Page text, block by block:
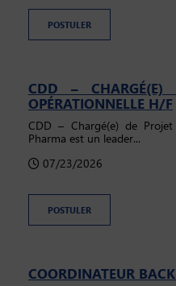
POSTULER
CDD – CHARGÉ(E)
OPÉRATIONNELLE H/F
CDD – Chargé(e) de
Pharma est un leader...
07/23/2026
POSTULER
COORDINATEUR